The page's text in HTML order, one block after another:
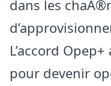
dans les
L’accord
pour devenir